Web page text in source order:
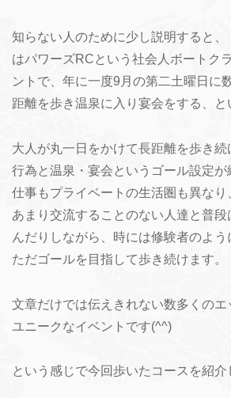
知らない人のために少し説明すると、
はパワーズRCという社会人ボートク
ントで、年に一度9月の第二土曜日に
距離を歩き温泉に入り宴会をする、と
大人が丸一日をかけて長距離を歩き
行為と温泉・宴会というゴール設定が
仕事もプライベートの生活圏も異な
あまり交流することのない人達と普
んだりしながら、時には修験者のよ
ただゴールを目指して歩き続けます。
文章だけでは伝えきれない数多くのエ
ユニークなイベントです(^^)
という感じで今回歩いたコースを紹介